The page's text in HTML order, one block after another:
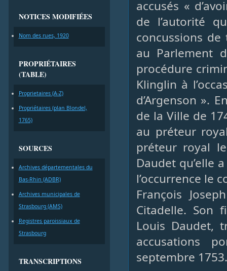
NOTICES MODIFIÉES
Nom des rues, 1920
PROPRIÉTAIRES
(TABLE)
Proprietaires (A-Z)
Propriétaires (plan Blondel,
1765)
SOURCES
Archives départementales du
Bas-Rhin (ADBR)
Archives municipales de
Strasbourg (AMS)
Registres paroissiaux de
Strasbourg
TRANSCRIPTIONS
accusés «
de l’autorité
concussions
au Parlement
procédure
Klinglin à
d’Argenson ».
de la Ville de
au préteur
préteur royal
Daudet qu’elle
l’occurrence le
François
Citadelle. Son
Louis Daudet,
accusations
septembre 1753.